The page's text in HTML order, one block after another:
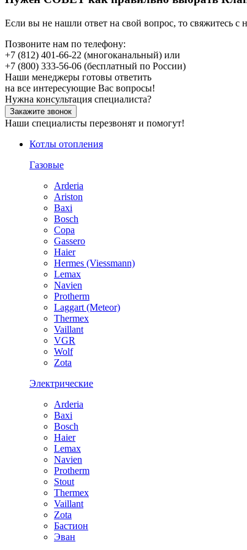
Если вы не нашли ответ на свой вопрос, то свяжитесь с
Позвоните нам по телефону:
+7 (812) 401-66-22 (многоканальный) или
+7 (800) 333-56-06 (бесплатный по России)
Наши менеджеры готовы ответить
на все интересующие Вас вопросы!
Нужна консультация специалиста?
Закажите звонок
Наши специалисты перезвонят и помогут!
Котлы отопления
Газовые
Arderia
Ariston
Baxi
Bosch
Copa
Gassero
Haier
Hermes (Viessmann)
Lemax
Navien
Protherm
Laggart (Meteor)
Thermex
Vaillant
VGR
Wolf
Zota
Электрические
Arderia
Baxi
Bosch
Haier
Lemax
Navien
Protherm
Stout
Thermex
Vaillant
Zota
Бастион
Эван